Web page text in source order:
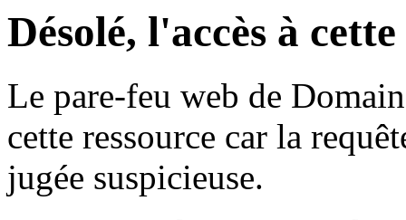
Désolé, l'accès à
Le pare-feu web de
cette ressource car la
jugée suspicieuse.